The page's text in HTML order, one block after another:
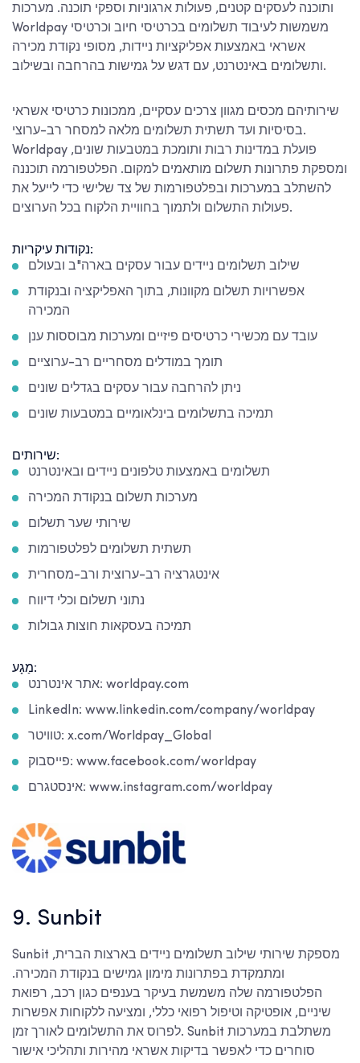
ותוכנה לעסקים קטנים, פעולות ארגוניות וספקי תוכנה. מערכות
Worldpay משמשות לעיבוד תשלומים בכרטיסי חיוב וכרטיסי
אשראי באמצעות אפליקציות ניידות, מסופי נקודת מכירה
ותשלומים באינטרנט, עם דגש על גמישות בהרחבה ובשילוב.
שירותיהם מכסים מגוון צרכים עסקיים, ממכונות כרטיסי אשראי
בסיסיות ועד תשתית תשלומים מלאה למסחר רב-ערוצי.
Worldpay פועלת במדינות רבות ותומכת במטבעות שונים,
ומספקת פתרונות תשלום מותאמים למקום. הפלטפורמה תוכננה
להשתלב במערכות ובפלטפורמות של צד שלישי כדי לייעל את
פעולות התשלום ולתמוך בחוויית הלקוח בכל הערוצים.
נקודות עיקריות:
שילוב תשלומים ניידים עבור עסקים בארה"ב ובעולם
אפשרויות תשלום מקוונות, בתוך האפליקציה ובנקודת
המכירה
עובד עם מכשירי כרטיסים פיזיים ומערכות מבוססות ענן
תומך במודלים מסחריים רב-ערוציים
ניתן להרחבה עבור עסקים בגדלים שונים
תמיכה בתשלומים בינלאומיים במטבעות שונים
שירותים:
תשלומים באמצעות טלפונים ניידים ובאינטרנט
מערכות תשלום בנקודת המכירה
שירותי שער תשלום
תשתית תשלומים לפלטפורמות
אינטגרציה רב-ערוצית ורב-מסחרית
נתוני תשלום וכלי דיווח
תמיכה בעסקאות חוצות גבולות
מַגָע:
אתר אינטרנט: worldpay.com
LinkedIn: www.linkedin.com/company/worldpay
טוויטר: x.com/Worldpay_Global
פייסבוק: www.facebook.com/worldpay
אינסטגרם: www.instagram.com/worldpay
9. Sunbit
Sunbit מספקת שירותי שילוב תשלומים ניידים בארצות הברית,
ומתמקדת בפתרונות מימון גמישים בנקודת המכירה.
הפלטפורמה שלה משמשת בעיקר בענפים כגון רכב, רפואת
שיניים, אופטיקה וטיפול רפואי כללי, ומציעה ללקוחות אפשרות
לפרוס את התשלומים לאורך זמן. Sunbit משתלבת במערכות
סוחרים כדי לאפשר בדיקות אשראי מהירות ותהליכי אישור